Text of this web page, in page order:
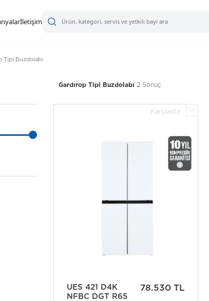
İletişim
Tipi Buzdolabı
Gardırop Tipi Buzdolabı 2 Sonuç
Karşılaştır
UES 421 D4K
NFBC DGT R65
78.530 TL